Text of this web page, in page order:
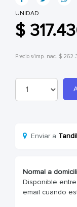
UNIDAD
$
Precio s/imp. nac. $
Enviar a
Normal a
Disponible
email cuando